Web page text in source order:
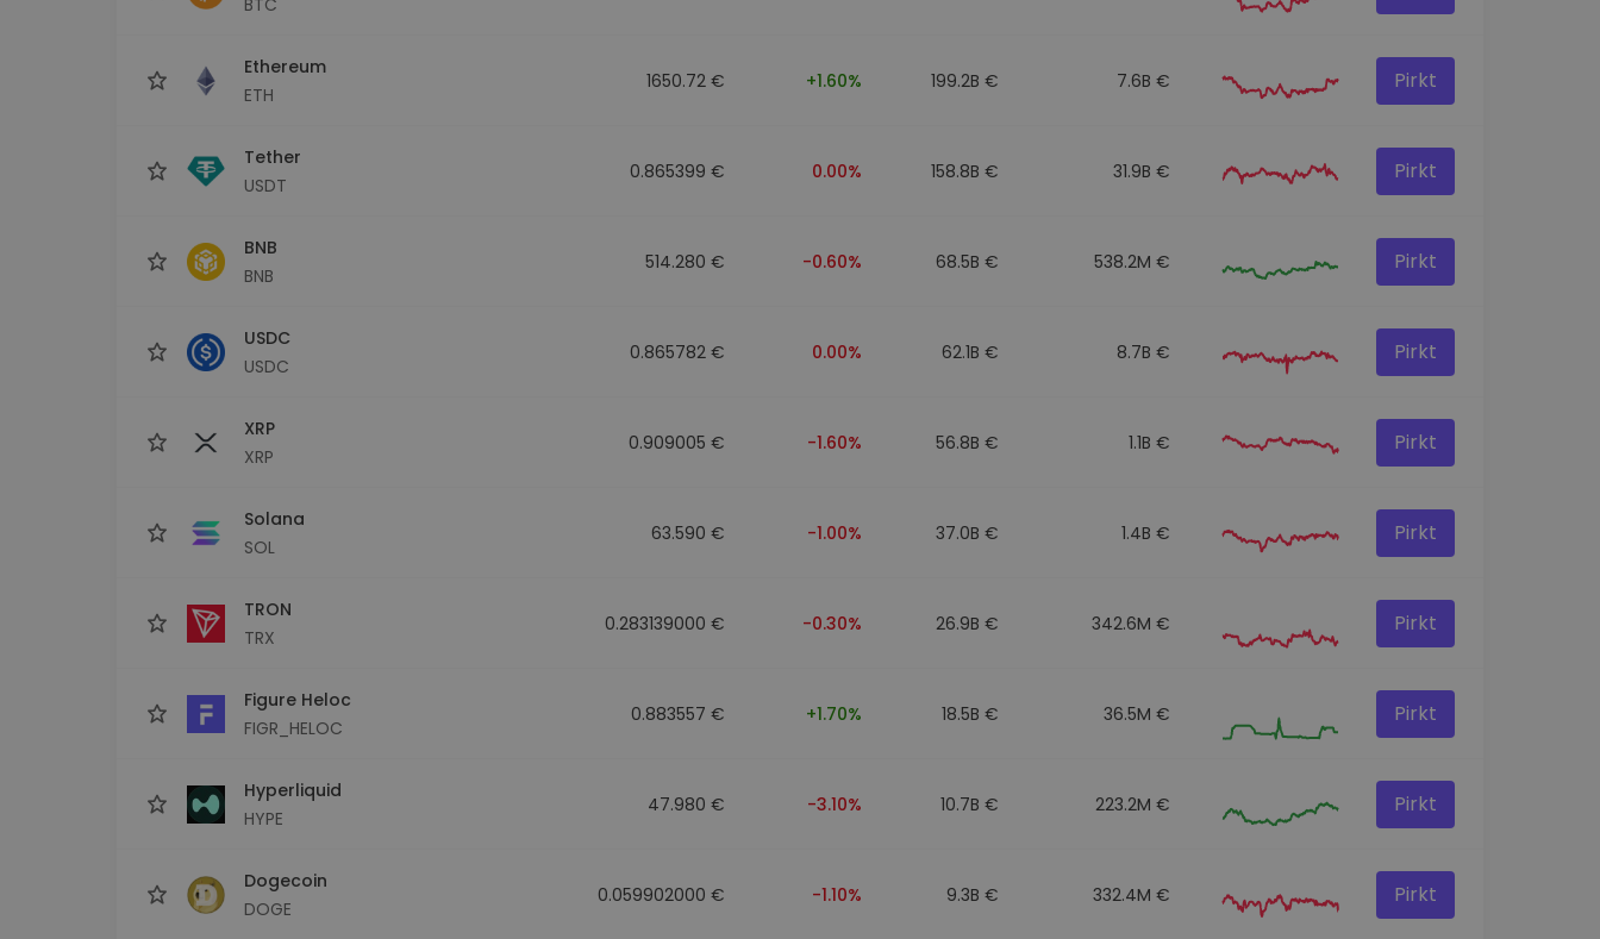
Ethereum
ETH
1650.72 € +1.60% 199.2B € 7.6B € Pirkt
Tether
USDT
0.865399 € 0.00% 158.8B € 31.9B € Pirkt
BNB
BNB
514.280 € -0.60% 68.5B € 538.2M € Pirkt
USDC
USDC
0.865782 € 0.00% 62.1B € 8.7B € Pirkt
XRP
XRP
0.909005 € -1.60% 56.8B € 1.1B € Pirkt
Solana
SOL
63.590 € -1.00% 37.0B € 1.4B € Pirkt
TRON
TRX
0.283139000 € -0.30% 26.9B € 342.6M € Pirkt
Figure Heloc
FIGR_HELOC
0.883557 € +1.70% 18.5B € 36.5M € Pirkt
Hyperliquid
HYPE
47.980 € -3.10% 10.7B € 223.2M € Pirkt
Dogecoin
DOGE
0.059902000 € -1.10% 9.3B € 332.4M € Pirkt